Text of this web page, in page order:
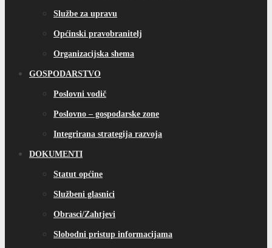
Službe za upravu
Općinski pravobranitelj
Organizacijska shema
GOSPODARSTVO
Poslovni vodič
Poslovno – gospodarske zone
Integrirana strategija razvoja
DOKUMENTI
Statut općine
Službeni glasnici
Obrasci/Zahtjevi
Slobodni pristup informacijama